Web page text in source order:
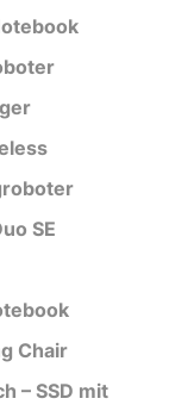
SE
Chair
– SSD mit